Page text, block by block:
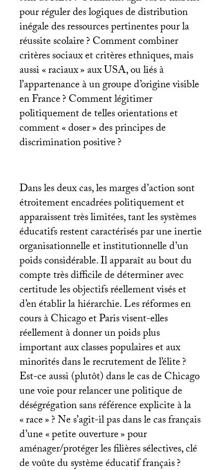
pour réguler des logiques de distribution
inégale des ressources pertinentes pour la
réussite scolaire? Comment combiner
critères sociaux et critères ethniques, mais
aussi «raciaux» auxUSA, ou liés à
l’appartenance à un groupe d’origine visible
en France? Comment légitimer
politiquement de telles orientations et
comment «doser» des principes de
discrimination positive?
Dans les deux cas, les marges d’action sont
étroitement encadrées politiquement et
apparaissent très limitées, tant les systèmes
éducatifs restent caractérisés par une inertie
organisationnelle et institutionnelle d’un
poids considérable. Il apparaît au bout du
compte très difficile de déterminer avec
certitude les objectifs réellement visés et
d’en établir la hiérarchie. Les réformes en
cours à Chicago et Paris visent-elles
réellement à donner un poids plus
important aux classes populaires et aux
minorités dans le recrutement de l’élite?
Est-ce aussi (plutôt) dans le cas de Chicago
une voie pour relancer une politique de
déségrégation sans référence explicite à la
«race»? Ne s’agit-il pas dans le cas français
d’une «petite ouverture» pour
aménager/protéger les filières sélectives, clé
de voûte du système éducatif français?